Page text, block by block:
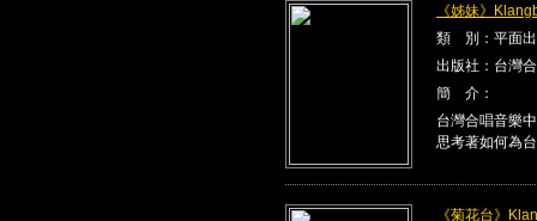
《姊妹》
類 別：平面
出版社：台灣
簡 介：
台灣合唱音樂
思考著如何為
《菊花台》